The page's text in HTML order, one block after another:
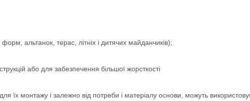
альтанок, терас, літніх і дитячих майданчиків);
або для забезпечення більшої жорсткості
їх монтажу і залежно від потреби і матеріалу основи, можуть